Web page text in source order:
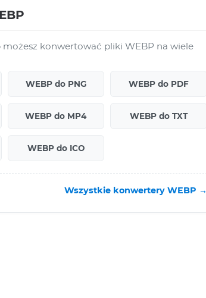
konwertować pliki WEBP na wiele
WEBP do PNG WEBP do PDF
WEBP do MP4 WEBP do TXT
WEBP do ICO
Wszystkie konwertery WEBP →